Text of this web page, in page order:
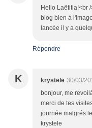
Hello Laëtitia!<br
blog bien à
lancée il y a
Répondre
K krystele 30/03/
bonjour, me
merci de tes
journée malgrés
krystele